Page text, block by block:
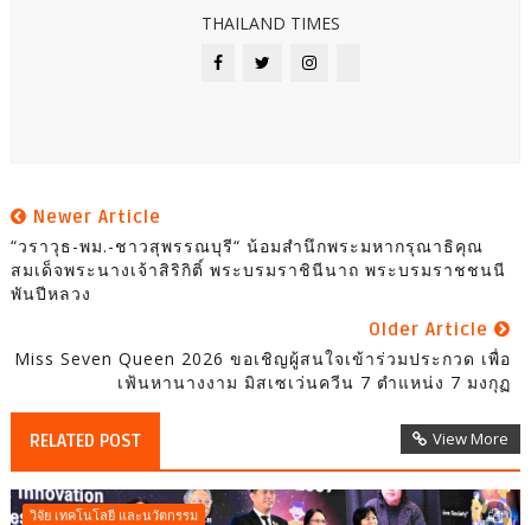
THAILAND TIMES
Newer Article
“วราวุธ-พม.-ชาวสุพรรณบุรี“ น้อมสำนึกพระมหากรุณาธิคุณ
สมเด็จพระนางเจ้าสิริกิติ์ พระบรมราชินีนาถ พระบรมราชชนนี
พันปีหลวง
Older Article
Miss Seven Queen 2026 ขอเชิญผู้สนใจเข้าร่วมประกวด เพื่อ
เฟ้นหานางงาม มิสเซเว่นควีน 7 ตำแหน่ง 7 มงกุฏ
RELATED POST View More
วิจัย เทคโนโลยี และนวัตกรรม